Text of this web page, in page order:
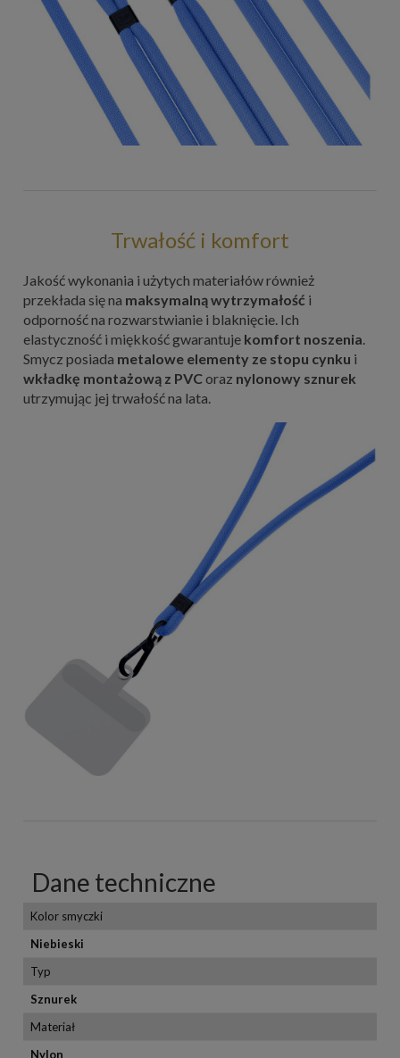
Trwałość i komfort
Jakość wykonania i użytych materiałów również
przekłada się na maksymalną wytrzymałość i
odporność na rozwarstwianie i blaknięcie. Ich
elastyczność i miękkość gwarantuje komfort noszenia.
Smycz posiada metalowe elementy ze stopu cynku i
wkładkę montażową z PVCoraz nylonowy sznurek
utrzymując jej trwałość na lata.
Dane techniczne
Kolor smyczki
Niebieski
Typ
Sznurek
Materiał
Nylon